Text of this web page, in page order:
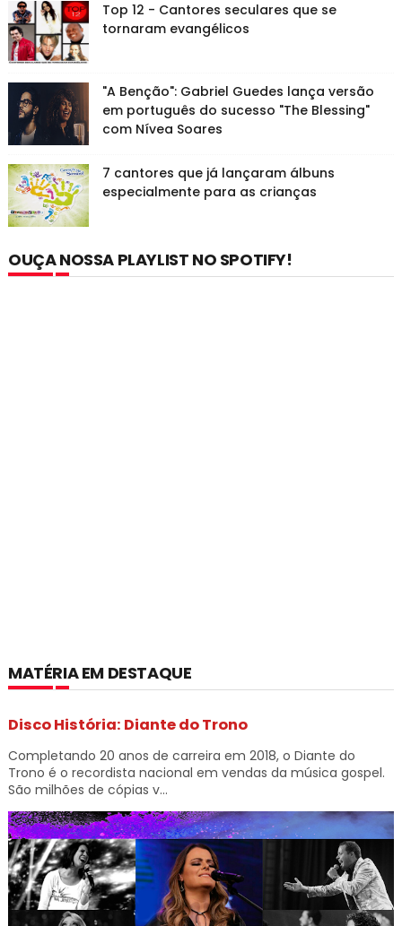
Top 12 - Cantores seculares que se
tornaram evangélicos
"A Benção": Gabriel Guedes lança versão
em português do sucesso "The Blessing"
com Nívea Soares
7 cantores que já lançaram álbuns
especialmente para as crianças
OUÇA NOSSA PLAYLIST NO SPOTIFY!
MATÉRIA EM DESTAQUE
Disco História: Diante do Trono
Completando 20 anos de carreira em 2018, o Diante do
Trono é o recordista nacional em vendas da música gospel.
São milhões de cópias v...